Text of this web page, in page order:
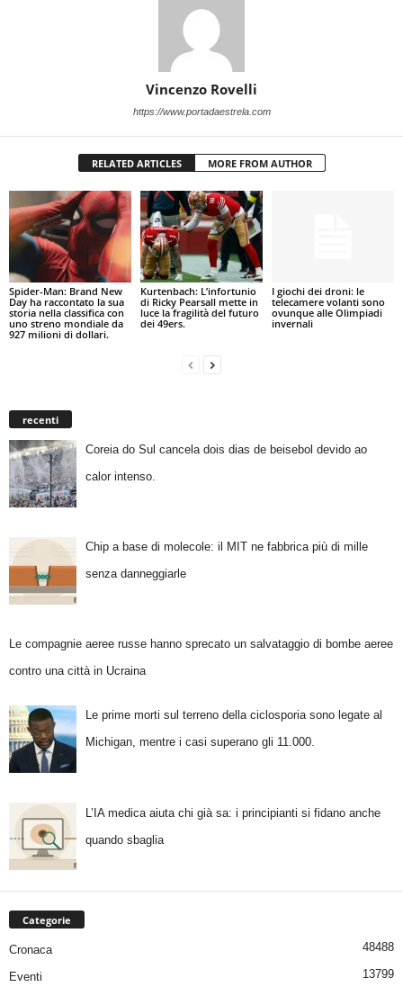
Vincenzo Rovelli
https://www.portadaestrela.com
RELATED ARTICLES MORE FROM AUTHOR
Spider-Man: Brand New
Day ha raccontato la sua
storia nella classifica con
uno streno mondiale da
927 milioni di dollari.
Kurtenbach: L’infortunio
di Ricky Pearsall mette in
luce la fragilità del futuro
dei 49ers.
I giochi dei droni: le
telecamere volanti sono
ovunque alle Olimpiadi
invernali
recenti
Coreia do Sul cancela dois dias de beisebol devido ao
calor intenso.
Chip a base di molecole: il MIT ne fabbrica più di mille
senza danneggiarle
Le compagnie aeree russe hanno sprecato un salvataggio di bombe aeree
contro una città in Ucraina
Le prime morti sul terreno della ciclosporia sono legate al
Michigan, mentre i casi superano gli 11.000.
L’IA medica aiuta chi già sa: i principianti si fidano anche
quando sbaglia
Categorie
Cronaca 48488
Eventi 13799